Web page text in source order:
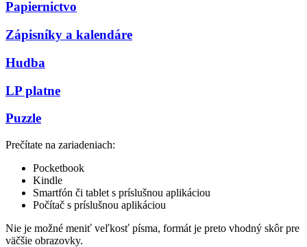
Papiernictvo
Zápisníky a kalendáre
Hudba
LP platne
Puzzle
Prečítate na zariadeniach:
Pocketbook
Kindle
Smartfón či tablet s príslušnou aplikáciou
Počítač s príslušnou aplikáciou
Nie je možné meniť veľkosť písma, formát je preto vhodný skôr pre
väčšie obrazovky.